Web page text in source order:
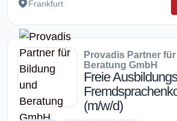
Frankfurt
Provadis Partner
Beratung GmbH
Freie
(m/w/d)